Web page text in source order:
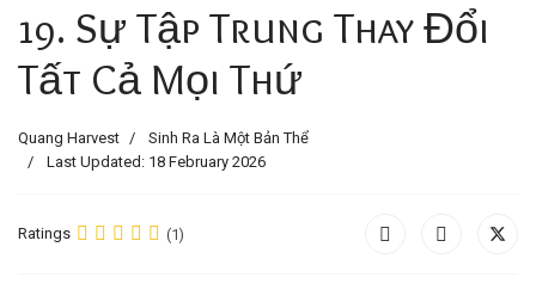
19. Sự Tập Trung Thay Đổi
Tất Cả Mọi Thứ
Quang Harvest
Sinh Ra Là Một Bản Thể
Last Updated: 18 February 2026
Ratings (1)